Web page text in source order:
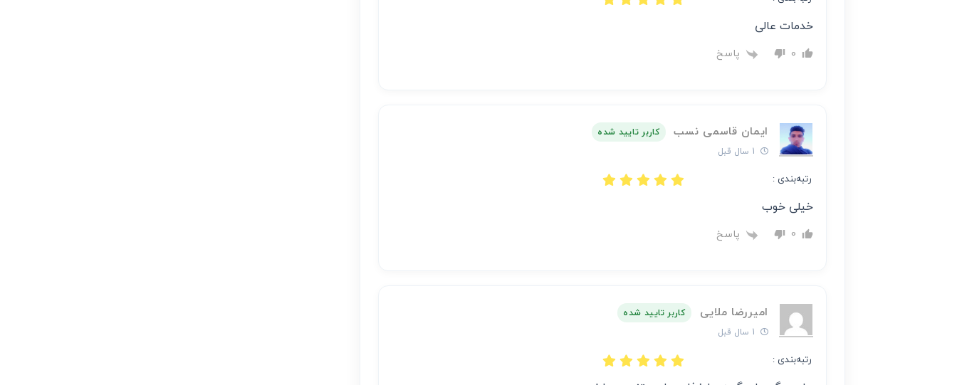
خدمات عالی
0 پاسخ
ایمان قاسمی نسب
کاربر تایید شده
رتبه‌بندی :
خیلی خوب
0 پاسخ
امیررضا ملایی
کاربر تایید شده
رتبه‌بندی :